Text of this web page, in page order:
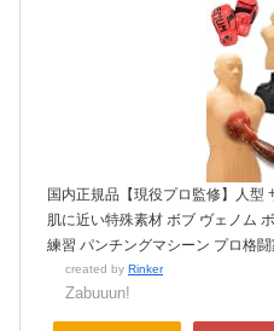
国内正規品【現役プロ監修】人型
肌に近い特殊素材 ボブ ヴェノム
練習 パンチングマシーン プロ格
created by Rinker
Zabuuun!